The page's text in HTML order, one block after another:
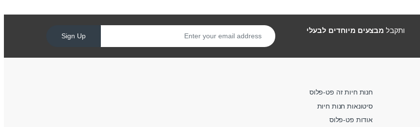
ותקבל מבצעים מיוחדים לבעלי
Sign Up
חנות חיות זה פט-פלוס
סיטונאות חנות חיות
אודות פט-פלוס